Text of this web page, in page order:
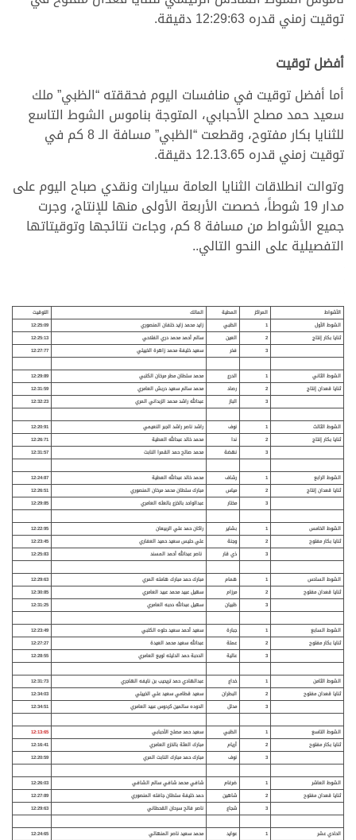
توقيت زمني قدره 12:29:63 دقيقة.
أفضل توقيت
أما أفضل توقيت في منافسات اليوم فحققته “الظبي” ملك
سعيد حمد مصلح الأحبابي، المتوجة بناموس الشوط التاسع
للثنايا بكار مفتوح، وقطعت “الظبي” مسافة الـ 8 كم في
توقيت زمني قدره 12.13.65 دقيقة.
وتوالت انطلاقات الثنايا العامة سيارات ونقدي صباح اليوم على
مدار 19 شوطاً، خصصت الأربعة الأولى منها للإنتاج، وجرت
جميع الأشواط من مسافة 8 كم، وجاءت نتائجها وتوقيتاتها
التفصيلية على النحو التالي..
الأشواط المراكز المطية المالك
التوقيت
الشوط الأول
1 الظبي زايد محمد زايد خلفان المنصوري
12:25:09
ثنايا بكار إنتاج
2 العين سالم أحمد محمد دري الفلاحي
12:25:13
3
فخر سعيد خليفة محمد زاهرة الخييلي 12:27:77
الشوط الثاني 1 الدرع محمد سلطان مطر مرخان الكتبي
12:29:89
ثنايا قعدان إنتاج
2 رصاد محمد سالم سعيد دربش العامري
12:31:59
3
الباز عبدالله راشد محمد الزبداني المري 12:32:23
الشوط الثالث 1 نوف راشد ناصر راشد الجبر النعيمي
12:20:91
ثنايا بكار إنتاج
2 ندا محمد خالد عبدالله العطية
12:26:71
3
نهضة محمد صالح حمد القمرا النابت 12:31:57
الشوط الرابع 1 رشاف محمد خالد عبدالله العطية
12:24:87
ثنايا قعدان إنتاج
2 مياس مبارك سلطان محمد مرخان المنصوري
12:26:51
3
مختار عبدالواحد بالخزع بالعثه العامري 12:29:85
الشوط الخامس 1 بشاير راكان حمد علي الربيعان
12:22:95
ثنايا بكار مفتوح
2 وجنة علي حليس سعيد حميد العفاري
12:23:45
3
ذي قار ناصر عبدالله أحمد المسند 12:25:83
الشوط السادس 1 همام مبارك حمد مبارك هامله المري
12:29:63
ثنايا قعدان مفتوح
2 مرزام سهيل عبيد محمد عبيد العامري
12:30:85
3
ظبيان سهيل عبدالله دحبه العامري 12:31:25
الشوط السابع 1 جبارة سعيد أحمد سعيد حلوه الكتبي
12:23:49
ثنايا بكار مفتوح
2 عملة عبدالله سعيد محمد العيدة
12:27:27
3
عالية الدحبة حمد الدليله لويع العامري 12:28:55
الشوط الثامن 1 خداع عبدالهادي حمد تريحيب بن نايفه الهاجري
12:31:73
ثنايا قعدان مفتوح
2 البطران سعيد قطامي سعيد علي الخييلي
12:34:03
3
مدلل الدوده سالمين كردوس عبيد العامري 12:34:51
الشوط التاسع 1 الظبي سعيد حمد مصلح الأحبابي
12:13:65
ثنايا بكار مفتوح
2 أريام مبارك العثة بالخزع العامري
12:16:41
3
نوف مبارك حمد مبارك النابت المري 12:20:59
الشوط العاشر 1 ضرغام شافي محمد شافي سالم الشافي
12:26:03
ثنايا قعدان مفتوح
2 شاهين حمد خليفة سلطان جافله المنصوري
12:27:89
3
شجاع ناصر فالح سرحان القحطاني 12:29:63
الحادي عشر 1 عوايد محمد سعيد ناصر المنهالي
12:24:65